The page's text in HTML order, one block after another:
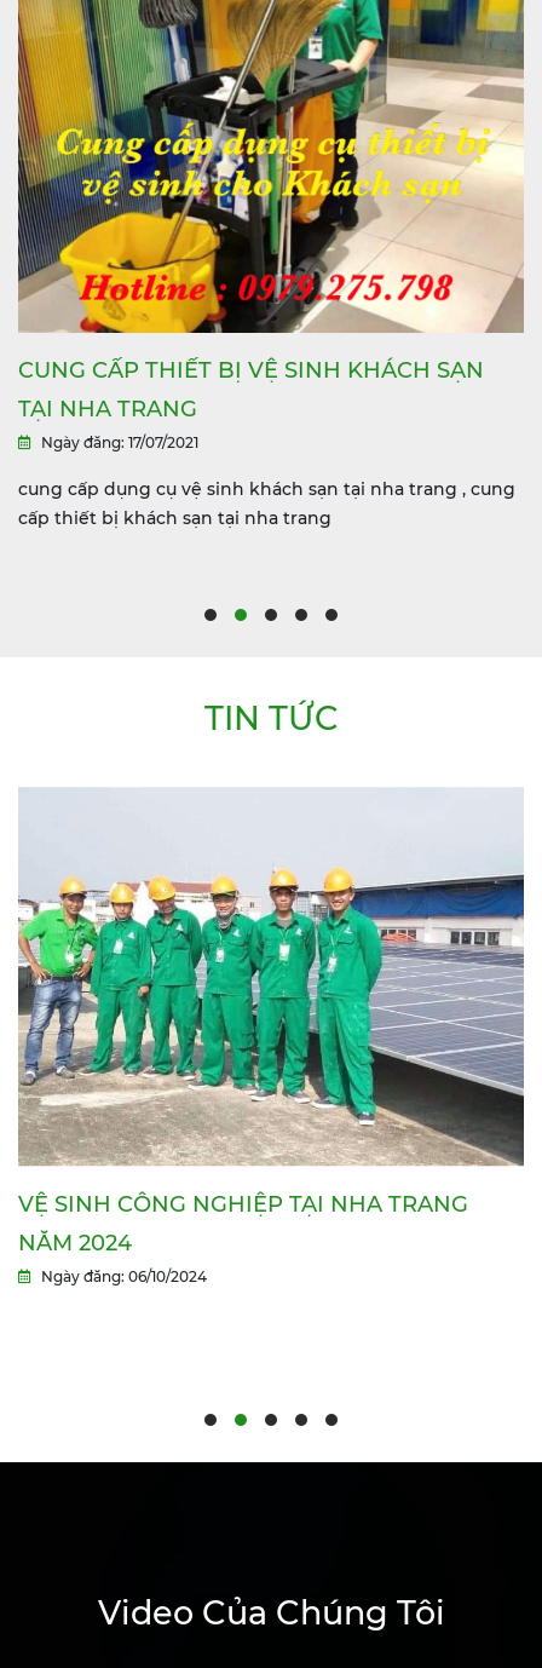
CUNG CẤP THIẾT BỊ VỆ SINH KHÁCH SẠN
TẠI NHA TRANG
Ngày đăng: 17/07/2021
cung cấp dụng cụ vệ sinh khách sạn tại nha trang , cung
cấp thiết bị khách sạn tại nha trang
TIN TỨC
VỆ SINH CÔNG NGHIỆP TẠI NHA TRANG
NĂM 2024
Ngày đăng: 06/10/2024
Video Của Chúng Tôi